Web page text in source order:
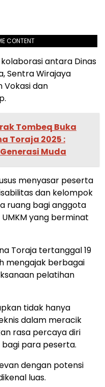
CONTENT
antara Dinas
Sentra Wirajaya
Vokasi dan
Tombeq Buka
Toraja 2025 :
Muda
menyasar peserta
dan kelompok
ruang bagi anggota
yang berminat
Toraja tertanggal 19
mengajak berbagai
pelatihan
tidak hanya
dalam meracik
rasa percaya diri
para peserta.
dengan potensi
luas.